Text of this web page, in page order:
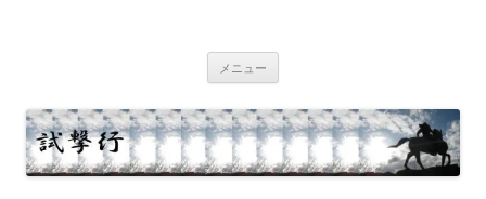
キ
ッ
プ
メニュー